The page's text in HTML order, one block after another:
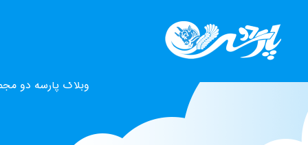
وبلاگ پارسه دو